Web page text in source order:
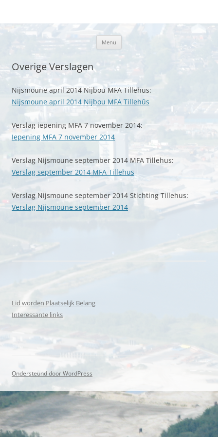
Menu
inhoud
Overige Verslagen
Nijsmoune april 2014 Nijbou MFA Tillehus:
Nijsmoune april 2014 Nijbou MFA Tillehûs
Verslag iepening MFA 7 november 2014:
Iepening MFA 7 november 2014
Verslag Nijsmoune september 2014 MFA Tillehus:
Verslag september 2014 MFA Tillehus
Verslag Nijsmoune september 2014 Stichting Tillehus:
Verslag Nijsmoune september 2014
Lid worden Plaatselijk Belang
Interessante links
Ondersteund door WordPress